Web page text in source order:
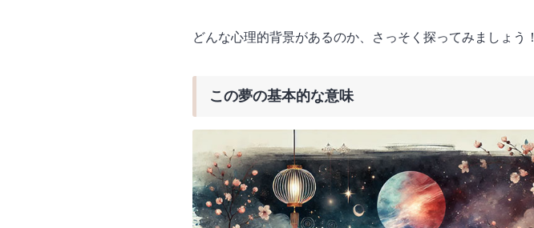
どんな心理的背景があるのか、さっそく探ってみましょう！
この夢の基本的な意味